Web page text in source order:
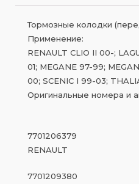
Тормозные колодки
Применение:
RENAULT CLIO II 00-;
01; MEGANE 97-99;
00; SCENIC I 99-03;
Оригинальные номера и
7701206379
RENAULT
7701209380